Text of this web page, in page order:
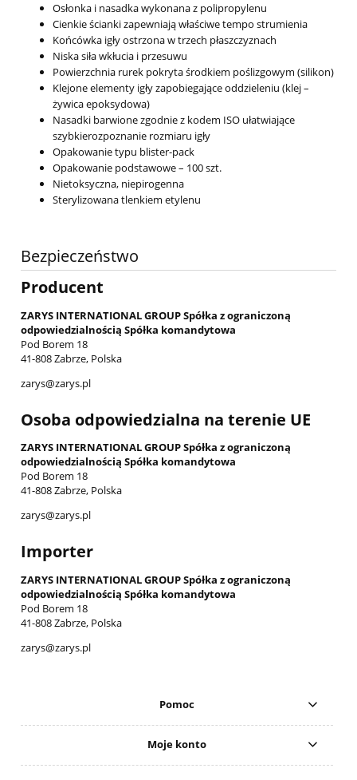
Osłonka i nasadka wykonana z polipropylenu
Cienkie ścianki zapewniają właściwe tempo strumienia
Końcówka igły ostrzona w trzech płaszczyznach
Niska siła wkłucia i przesuwu
Powierzchnia rurek pokryta środkiem poślizgowym (silikon)
Klejone elementy igły zapobiegające oddzieleniu (klej –
żywica epoksydowa)
Nasadki barwione zgodnie z kodem ISO ułatwiające
szybkierozpoznanie rozmiaru igły
Opakowanie typu blister-pack
Opakowanie podstawowe – 100 szt.
Nietoksyczna, niepirogenna
Sterylizowana tlenkiem etylenu
Bezpieczeństwo
Producent
ZARYS INTERNATIONAL GROUP Spółka z ograniczoną
odpowiedzialnością Spółka komandytowa
Pod Borem 18
41-808 Zabrze, Polska
zarys@zarys.pl
Osoba odpowiedzialna na terenie UE
ZARYS INTERNATIONAL GROUP Spółka z ograniczoną
odpowiedzialnością Spółka komandytowa
Pod Borem 18
41-808 Zabrze, Polska
zarys@zarys.pl
Importer
ZARYS INTERNATIONAL GROUP Spółka z ograniczoną
odpowiedzialnością Spółka komandytowa
Pod Borem 18
41-808 Zabrze, Polska
zarys@zarys.pl
Pomoc
Moje konto